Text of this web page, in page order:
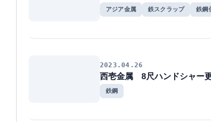
アジア金属 鉄スクラップ 鉄鋼
2023.04.26
西壱金属 8尺ハンドシャー
鉄鋼